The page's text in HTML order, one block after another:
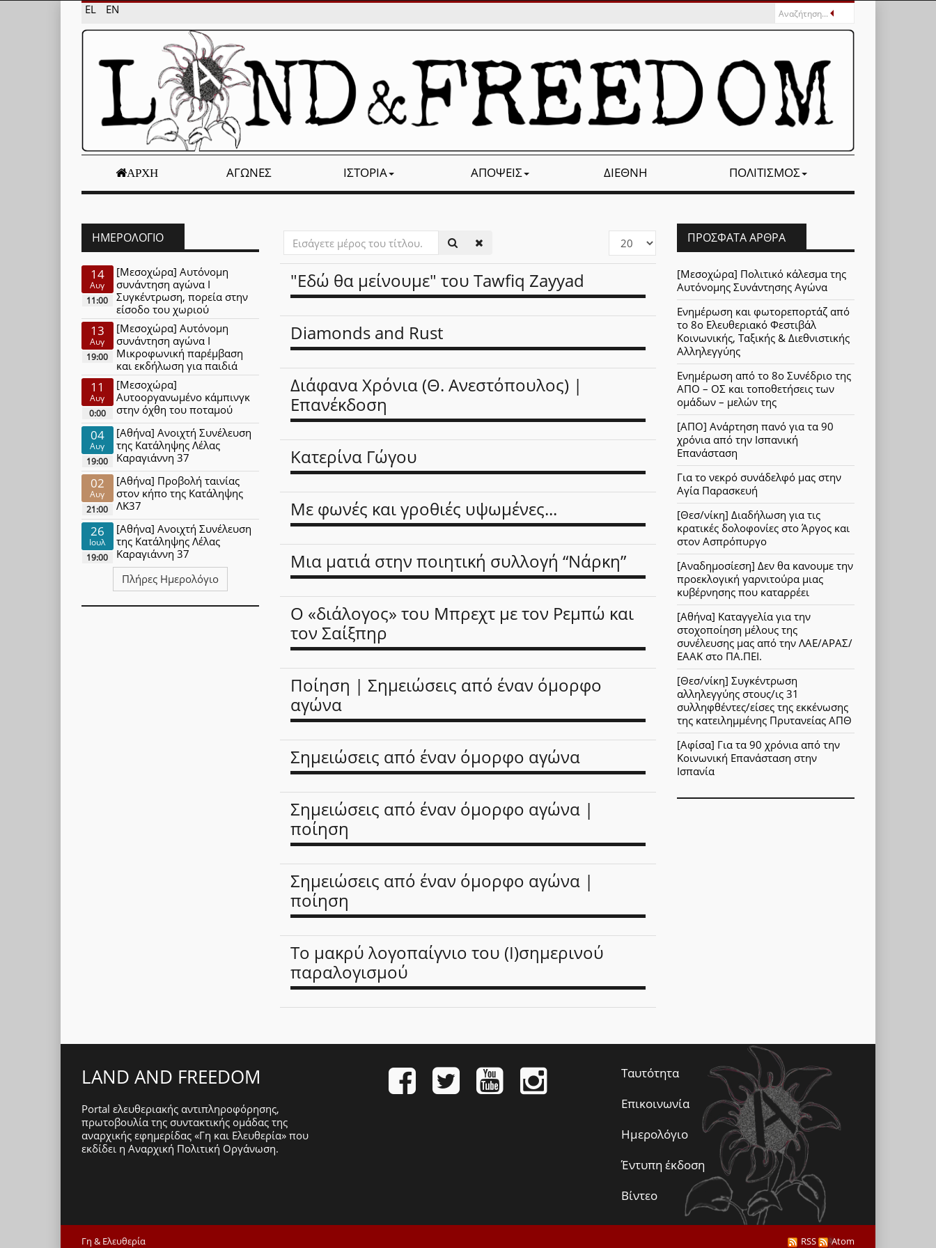
EL EN
ΑΡΧΉ ΑΓΏΝΕΣ ΙΣΤΟΡΊΑ ΑΠΌΨΕΙΣ ΔΙΕΘΝΉ ΠΟΛΙΤΙΣΜΌΣ
Εισάγετε
μέρος
του
τίτλου.
Εμφάνιση
"Εδώ θα μείνουμε" του Tawfiq Zayyad
Diamonds and Rust
Διάφανα Χρόνια (Θ. Ανεστόπουλος) |
Επανέκδοση
Κατερίνα Γώγου
Με φωνές και γροθιές υψωμένες...
Μια ματιά στην ποιητική συλλογή “Νάρκη”
Ο «διάλογος» του Μπρεχτ με τον Ρεμπώ και
τον Σαίξπηρ
Ποίηση | Σημειώσεις από έναν όμορφο
αγώνα
Σημειώσεις από έναν όμορφο αγώνα
Σημειώσεις από έναν όμορφο αγώνα |
ποίηση
Σημειώσεις από έναν όμορφο αγώνα |
ποίηση
Το μακρύ λογοπαίγνιο του (Ι)σημερινού
παραλογισμού
ΗΜΕΡΟΛΌΓΙΟ
14
Αυγ
11:00
[Μεσοχώρα] Αυτόνομη
συνάντηση αγώνα Ι
Συγκέντρωση, πορεία στην
είσοδο του χωριού
13
Αυγ
19:00
[Μεσοχώρα] Αυτόνομη
συνάντηση αγώνα Ι
Μικροφωνική παρέμβαση
και εκδήλωση για παιδιά
11
Αυγ
0:00
[Μεσοχώρα]
Αυτοοργανωμένο κάμπινγκ
στην όχθη του ποταμού
04
Αυγ
19:00
[Αθήνα] Ανοιχτή Συνέλευση
της Κατάληψης Λέλας
Καραγιάννη 37
02
Αυγ
21:00
[Αθήνα] Προβολή ταινίας
στον κήπο της Κατάληψης
ΛΚ37
26
Ιουλ
19:00
[Αθήνα] Ανοιχτή Συνέλευση
της Κατάληψης Λέλας
Καραγιάννη 37
Πλήρες Ημερολόγιο
ΠΡΌΣΦΑΤΑ ΆΡΘΡΑ
[Μεσοχώρα] Πολιτικό κάλεσμα της
Αυτόνομης Συνάντησης Αγώνα
Ενημέρωση και φωτορεπορτάζ από
το 8ο Ελευθεριακό Φεστιβάλ
Κοινωνικής, Ταξικής & Διεθνιστικής
Αλληλεγγύης
Ενημέρωση από το 8ο Συνέδριο της
ΑΠΟ – ΟΣ και τοποθετήσεις των
ομάδων – μελών της
[ΑΠΟ] Ανάρτηση πανό για τα 90
χρόνια από την Ισπανική
Επανάσταση
Για το νεκρό συνάδελφό μας στην
Αγία Παρασκευή
[Θεσ/νίκη] Διαδήλωση για τις
κρατικές δολοφονίες στο Άργος και
στον Ασπρόπυργο
[Αναδημοσίεση] Δεν θα κανουμε την
προεκλογική γαρνιτούρα μιας
κυβέρνησης που καταρρέει
[Αθήνα] Καταγγελία για την
στοχοποίηση μέλους της
συνέλευσης μας από την ΛΑΕ/ΑΡΑΣ/
ΕΑΑΚ στο ΠΑ.ΠΕΙ.
[Θεσ/νίκη] Συγκέντρωση
αλληλεγγύης στους/ις 31
συλληφθέντες/είσες της εκκένωσης
της κατειλημμένης Πρυτανείας ΑΠΘ
[Αφίσα] Για τα 90 χρόνια από την
Κοινωνική Επανάσταση στην
Ισπανία
LAND AND FREEDOM
Portal ελευθεριακής αντιπληροφόρησης,
πρωτοβουλία της συντακτικής ομάδας της
αναρχικής εφημερίδας «Γη και Ελευθερία» που
εκδίδει η Αναρχική Πολιτική Οργάνωση.
Ταυτότητα
Επικοινωνία
Ημερολόγιο
Έντυπη έκδοση
Βίντεο
Γη & Ελευθερία RSS Atom